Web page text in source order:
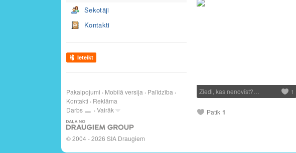
Sekotāji
Kontakti
Ieteikt
Pakalpojumi Mobilā versija
Palīdzība
Kontakti
Reklāma
Darbs
Vairāk
© 2004 - 2026 SIA Draugiem
Ziedi, kas nenovīst?… 1
Patīk 1